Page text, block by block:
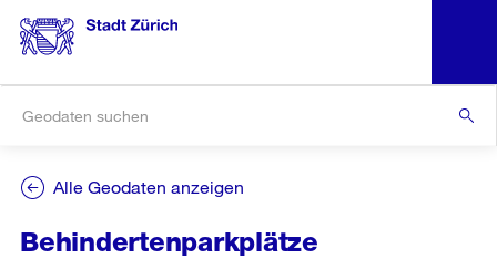
Alle Geodaten anzeigen
Behindertenparkplätze